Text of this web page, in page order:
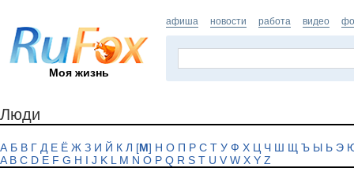
Моя жизнь
афиша новости работа видео
Люди
А Б В Г Д Е Ё Ж З И Й К Л [М] Н О П Р С Т У Ф Х Ц Ч Ш Щ Ъ Ы Ь Э
A B C D E F G H I J K L M N O P Q R S T U V W X Y Z